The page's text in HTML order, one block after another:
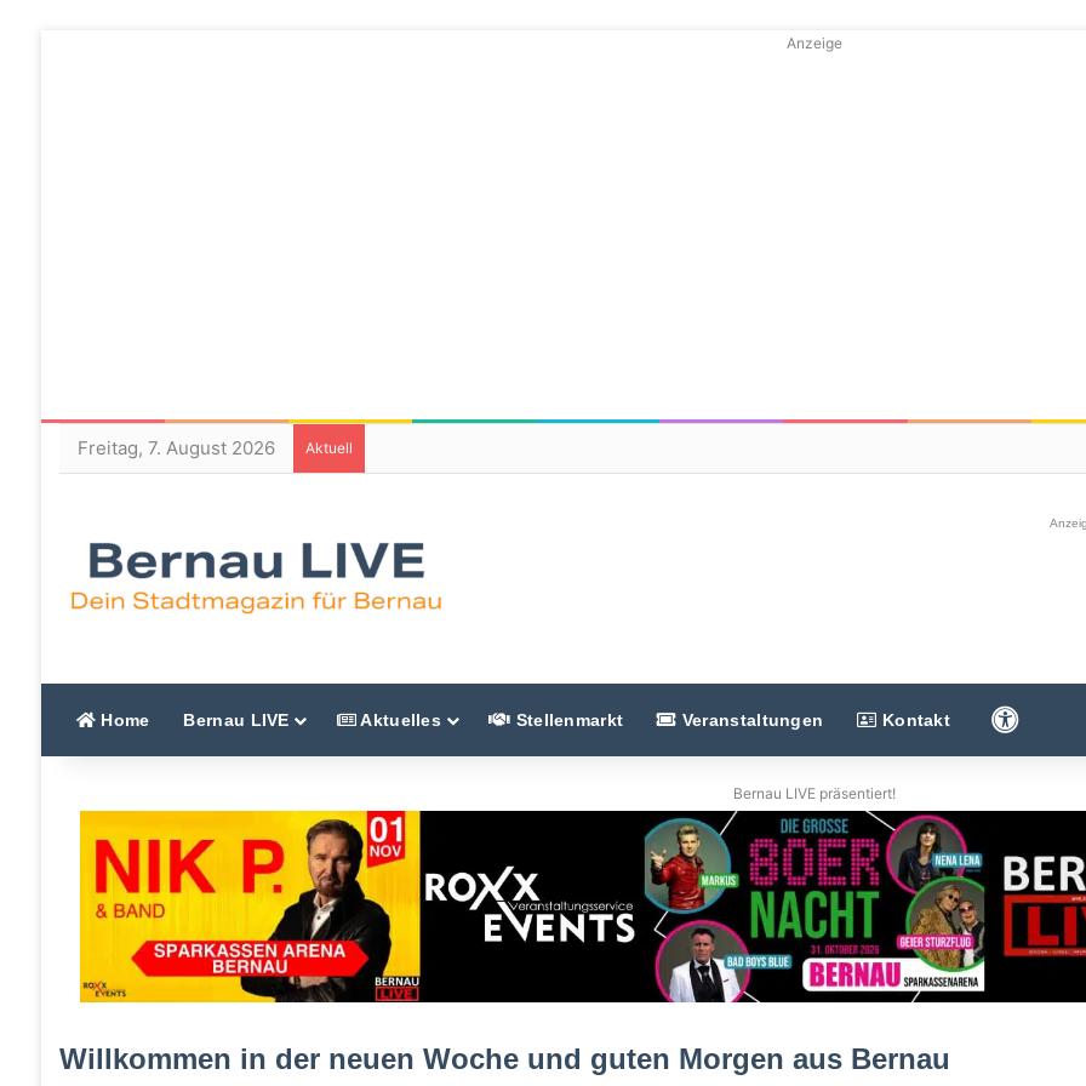
Anzeige
Freitag, 7. August 2026 Aktuell
Home Bernau LIVE Aktuelles Stellenmarkt Veranstaltungen Kontakt
Bernau LIVE präsentiert!
Willkommen in der neuen Woche und guten Morgen aus Bernau